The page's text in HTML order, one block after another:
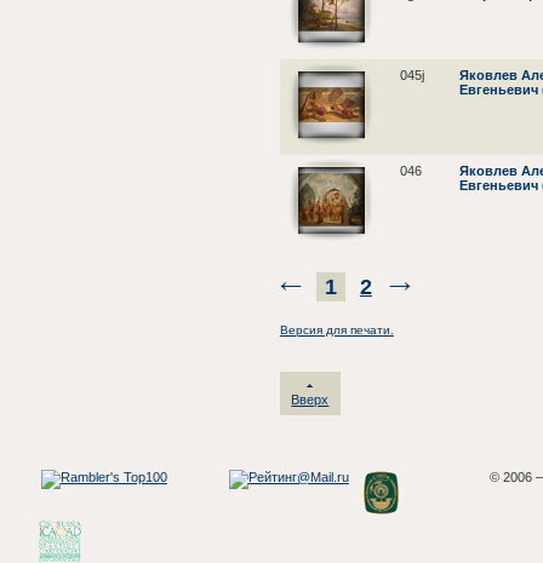
045j
Яковлев
Евгеньевич
046
Яковлев
Евгеньевич
1 2
Версия для печати.
Вверх
© 2006